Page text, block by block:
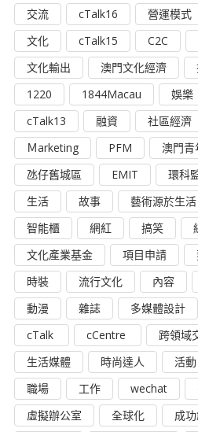
交流
cTalk16 營運模式
文化
cTalk15 C2C
文化輸出
澳門文化經濟
1220
1844Macau 娛樂
cTalk13
融資 社區經濟
Ｍarketing
PFM
澳門青
氹仔舊城區
EMIT
環科
生活
故事 藝術源於生活
智能櫃
網紅 搞笑
文化產業基金
項目申請
時裝
流行文化 內容
動漫
雜誌 多媒體設計
cTalk
cCentre 跨領域
生活媒體
時尚達人 活動
職場
工作 wechat
虛擬辦公室
全球化 成